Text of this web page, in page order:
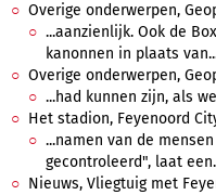
Overige onderwerpen,
...aanzienlijk. Ook de
kanonnen in plaats
Overige onderwerpen,
...had kunnen zijn, als
Het stadion, Feyenoord
...namen van de
gecontroleerd", laat
Nieuws, Vliegtuig met